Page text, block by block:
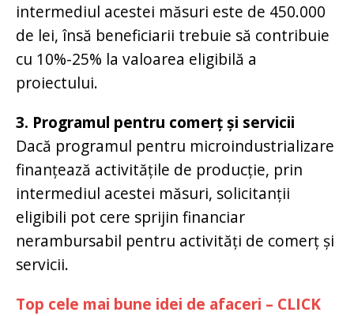
intermediul acestei măsuri este de 450.000
de lei, însă beneficiarii trebuie să contribuie
cu 10%-25% la valoarea eligibilă a
proiectului.
3. Programul pentru comerț și servicii
Dacă programul pentru microindustrializare
finanțează activitățile de producție, prin
intermediul acestei măsuri, solicitanții
eligibili pot cere sprijin financiar
nerambursabil pentru activități de comerț și
servicii.
Top cele mai bune idei de afaceri – CLICK